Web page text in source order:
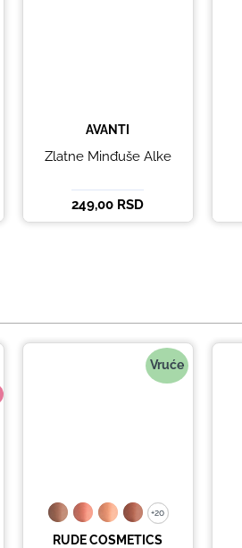
AVANTI
Zlatne Minđuše Alke
249,00 RSD
Vruće
+20
+20
RUDE COSMETICS